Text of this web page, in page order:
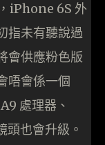
iPhone 6S 外
指未有聽說過
會供應粉色版
唔會係一個
處理器、
也會升級。